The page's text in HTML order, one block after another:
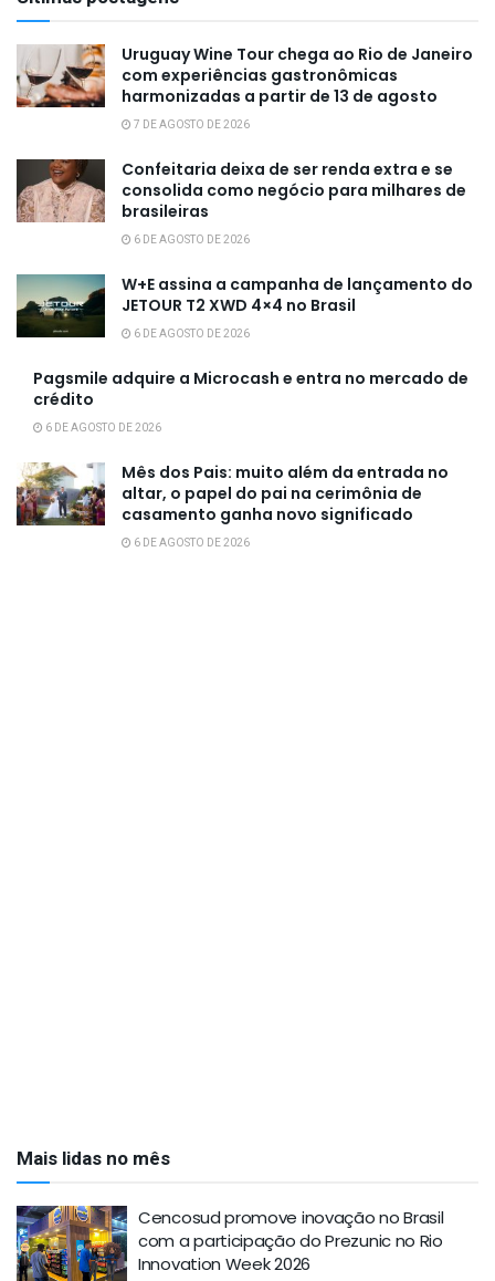
Uruguay Wine Tour chega ao Rio de Janeiro
com experiências gastronômicas
harmonizadas a partir de 13 de agosto
7 DE AGOSTO DE 2026
Confeitaria deixa de ser renda extra e se
consolida como negócio para milhares de
brasileiras
6 DE AGOSTO DE 2026
W+E assina a campanha de lançamento do
JETOUR T2 XWD 4×4 no Brasil
6 DE AGOSTO DE 2026
Pagsmile adquire a Microcash e entra no mercado de
crédito
6 DE AGOSTO DE 2026
Mês dos Pais: muito além da entrada no
altar, o papel do pai na cerimônia de
casamento ganha novo significado
6 DE AGOSTO DE 2026
Mais lidas no mês
Cencosud promove inovação no Brasil
com a participação do Prezunic no Rio
Innovation Week 2026